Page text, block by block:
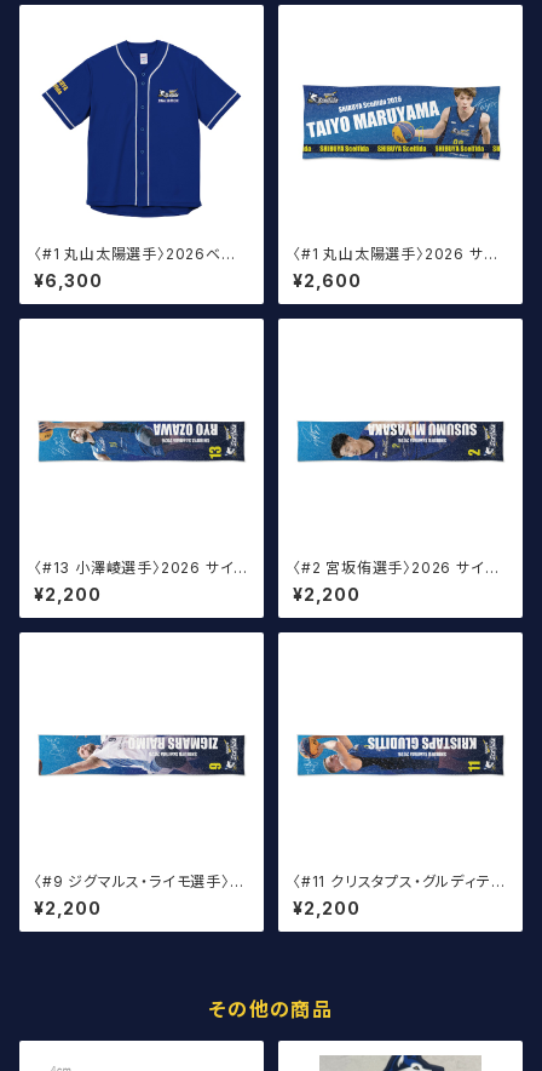
〈#1 丸山太陽選手〉2026ベー
スボール ウェア
¥6,300
〈#1 丸山太陽選手〉2026 サイ
ン入りスポーツタオル
¥2,600
〈#13 小澤崚選手〉2026 サイン
入りマフラータオル
¥2,200
〈#2 宮坂侑選手〉2026 サイン
入りマフラータオル
¥2,200
〈#9 ジグマルス・ライモ選手〉2
026 サイン入りマフラータオル
¥2,200
〈#11 クリスタプス・グルディティ
ス選手〉2026 サイン入りマフラ
ータオル
¥2,200
その他の商品